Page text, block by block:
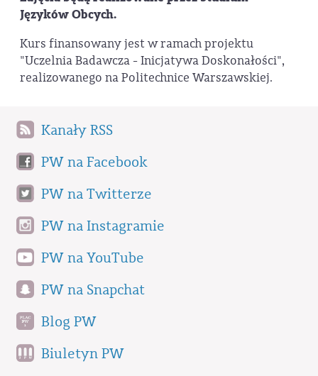
Języków Obcych.
Kurs finansowany jest w ramach projektu
"Uczelnia Badawcza - Inicjatywa Doskonałości",
realizowanego na Politechnice Warszawskiej.
Kanały RSS
PW na Facebook
PW na Twitterze
PW na Instagramie
PW na YouTube
PW na Snapchat
Blog PW
Biuletyn PW